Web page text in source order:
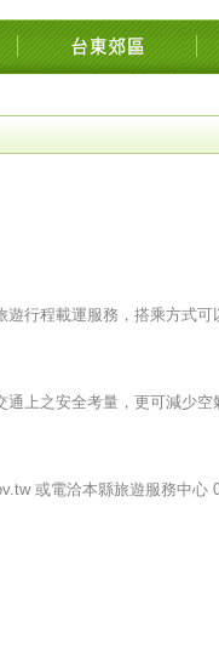
點交流網縱谷海岸飯店溫泉
行程載運服務，搭乘方式可
上之安全考量，更可減少
或電洽本縣旅遊服務中心